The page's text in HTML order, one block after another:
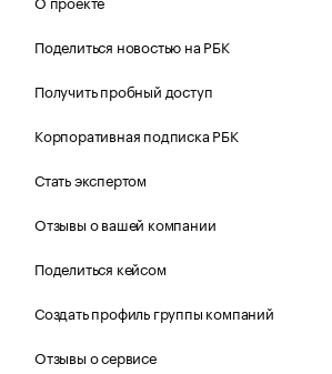
Поделиться новостью на РБК
Получить пробный доступ
Корпоративная подписка РБК
Стать экспертом
Отзывы о вашей компании
Поделиться кейсом
Создать профиль группы компаний
Отзывы о сервисе